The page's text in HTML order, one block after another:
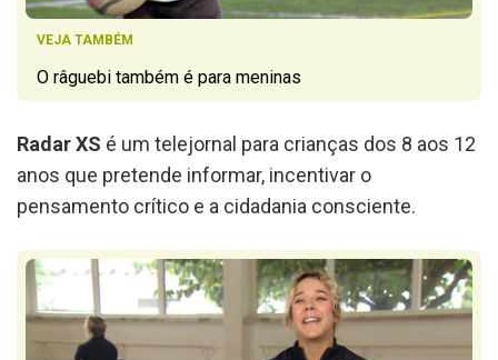
VEJA TAMBÉM
O râguebi também é para meninas
Radar XS é um telejornal para crianças dos 8 aos 12
anos que pretende informar, incentivar o
pensamento crítico e a cidadania consciente.